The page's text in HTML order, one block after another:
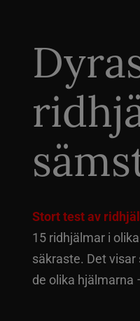
Stort test av
15 ridhjälmar i
säkraste. Det
de olika hjälmarna